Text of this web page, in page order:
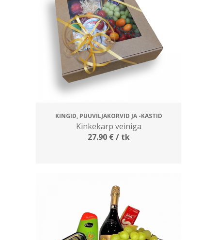
KINGID, PUUVILJAKORVID JA -KASTID
Kinkekarp veiniga
27.90 €/ tk